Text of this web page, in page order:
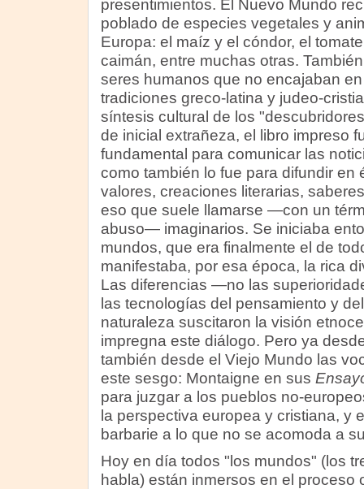
presentimientos. El Nuevo Mundo
poblado de especies vegetales y
Europa: el maíz y el cóndor, el
caimán, entre muchas otras.
seres humanos que no encajaban
tradiciones greco-latina y judeo-
síntesis cultural de los
de inicial extrañeza, el libro impreso
fundamental para comunicar las
como también lo fue para difundir en
valores, creaciones literarias,
eso que suele llamarse —con un
abuso— imaginarios. Se iniciaba
mundos, que era finalmente el de
manifestaba, por esa época, la rica
Las diferencias —no las
las tecnologías del pensamiento y
naturaleza suscitaron la visión
impregna este diálogo. Pero ya
también desde el Viejo Mundo las
este sesgo: Montaigne en sus
para juzgar a los pueblos no-
la perspectiva europea y cristiana, y
barbarie a lo que no se acomoda a
Hoy en día todos "los mundos" (los
habla) están inmersos en el proceso